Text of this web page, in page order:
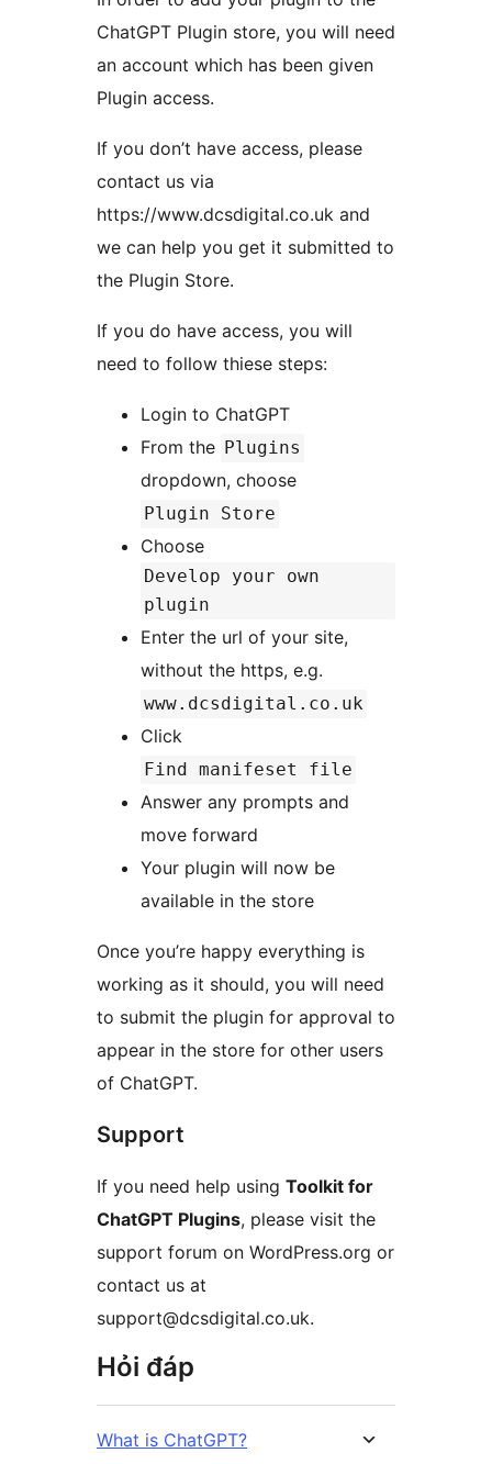
ChatGPT Plugin store, you will need
an account which has been given
Plugin access.
If you don’t have access, please
contact us via
https://www.dcsdigital.co.uk and
we can help you get it submitted to
the Plugin Store.
If you do have access, you will
need to follow thiese steps:
Login to ChatGPT
From the Plugins
dropdown, choose
Plugin Store
Choose
Develop your own
plugin
Enter the url of your site,
without the https, e.g.
www.dcsdigital.co.uk
Click
Find manifeset file
Answer any prompts and
move forward
Your plugin will now be
available in the store
Once you’re happy everything is
working as it should, you will need
to submit the plugin for approval to
appear in the store for other users
of ChatGPT.
Support
If you need help using Toolkit for
ChatGPT Plugins, please visit the
support forum on WordPress.org or
contact us at
support@dcsdigital.co.uk.
Hỏi đáp
What is ChatGPT?